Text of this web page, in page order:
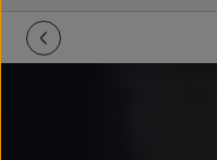
Suscripción de